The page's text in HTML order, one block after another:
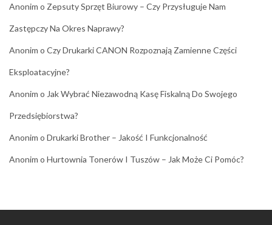
Anonim o Zepsuty Sprzęt Biurowy – Czy Przysługuje Nam
Zastępczy Na Okres Naprawy?
Anonim o Czy Drukarki CANON Rozpoznają Zamienne Części
Eksploatacyjne?
Anonim o Jak Wybrać Niezawodną Kasę Fiskalną Do Swojego
Przedsiębiorstwa?
Anonim o Drukarki Brother – Jakość I Funkcjonalność
Anonim o Hurtownia Tonerów I Tuszów – Jak Może Ci Pomóc?